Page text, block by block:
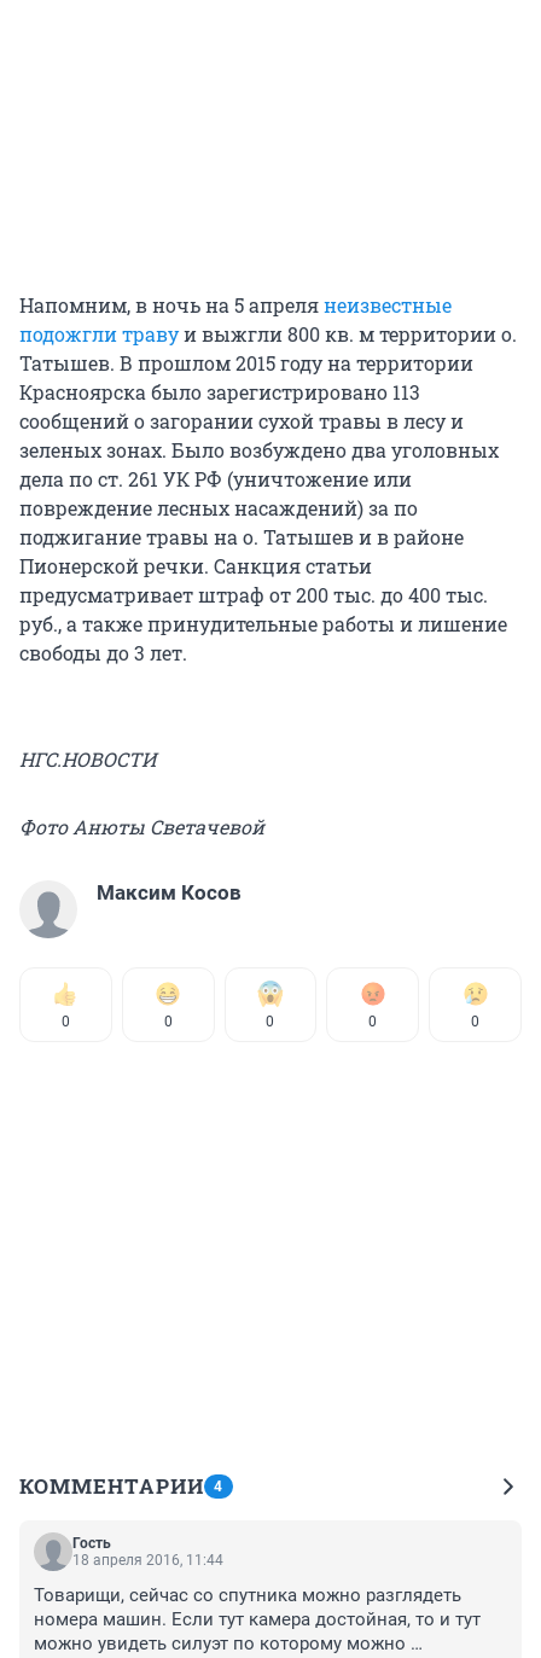
Напомним, в ночь на 5 апрелянеизвестные
подожгли травуи выжгли 800 кв. м территории о.
Татышев. В прошлом 2015 году на территории
Красноярска было зарегистрировано 113
сообщений о загорании сухой травы в лесу и
зеленых зонах. Было возбуждено два уголовных
дела по ст. 261 УК РФ (уничтожение или
повреждение лесных насаждений) за по
поджигание травы на о. Татышев и в районе
Пионерской речки. Санкция статьи
предусматривает штраф от 200 тыс. до 400 тыс.
руб., а также принудительные работы и лишение
свободы до 3 лет.
НГС.НОВОСТИ
Фото Анюты Светачевой
Максим Косов
0 0 0 0 0
КОММЕНТАРИИ 4
Гость
18 апреля 2016, 11:44
Товарищи, сейчас со спутника можно разглядеть
номера машин. Если тут камера достойная, то и тут
можно увидеть силуэт по которому можно